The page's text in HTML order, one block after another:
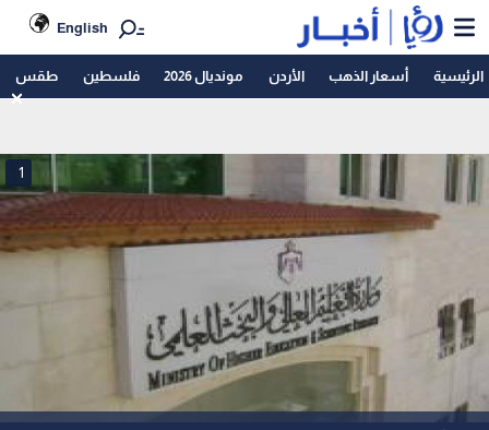
English
الرئيسية أسعار الذهب الأردن مونديال 2026 فلسطين طقس
1